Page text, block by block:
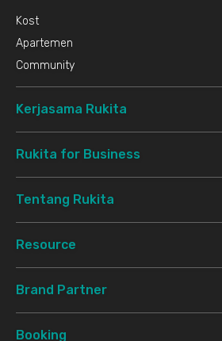
Kost
Apartemen
Community
Kerjasama Rukita
Rukita for Business
Tentang Rukita
Resource
Brand Partner
Booking